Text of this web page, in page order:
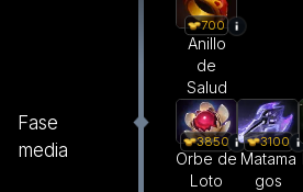
700
Anillo
de
Salud
Fase
media
3850
Orbe de
Loto
3100
Matama
gos